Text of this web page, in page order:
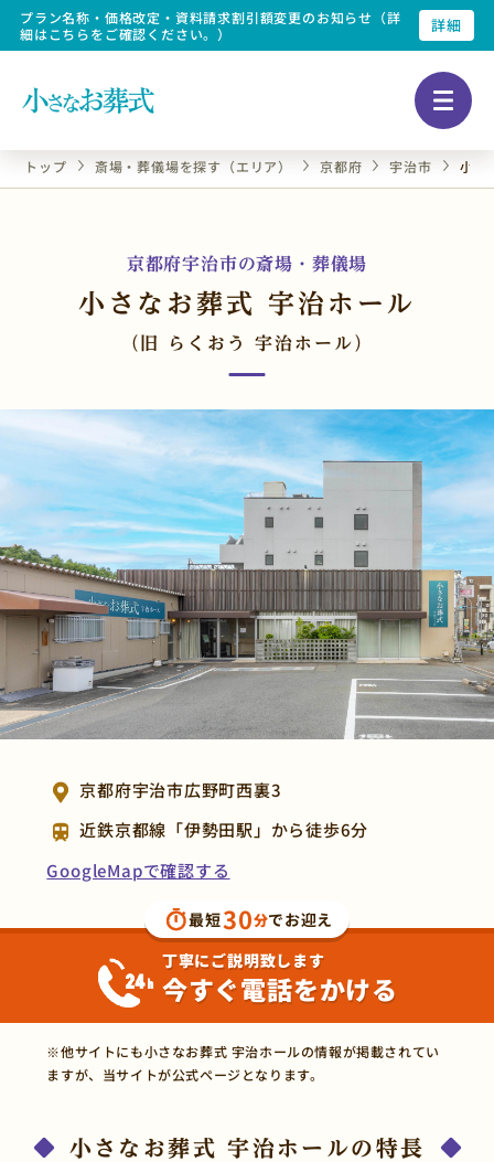
プラン名称・価格改定・資料請求割引額変更のお知らせ（詳
細はこちらをご確認ください。）
詳細
トップ 斎場・葬儀場を探す（エリア） 京都府 宇治市 小さ
京都府宇治市の斎場・葬儀場
小さなお葬式 宇治ホール
（旧 らくおう 宇治ホール）
京都府宇治市広野町西裏3
近鉄京都線「伊勢田駅」から徒歩6分
GoogleMapで確認する
最短30分でお迎え
丁寧にご説明致します
今すぐ電話をかける
※他サイトにも小さなお葬式 宇治ホールの情報が掲載されてい
ますが、当サイトが公式ページとなります。
小さなお葬式 宇治ホールの特長